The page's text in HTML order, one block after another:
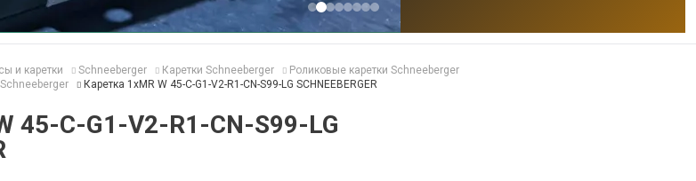
и каретки Schneeberger Каретки Schneeberger
Роликовые каретки Schneeberger
Каретка 1хMR W 45-C-G1-V2-R1-CN-S99-LG SCHNEEBERGER
45-C-G1-V2-R1-CN-S99-LG